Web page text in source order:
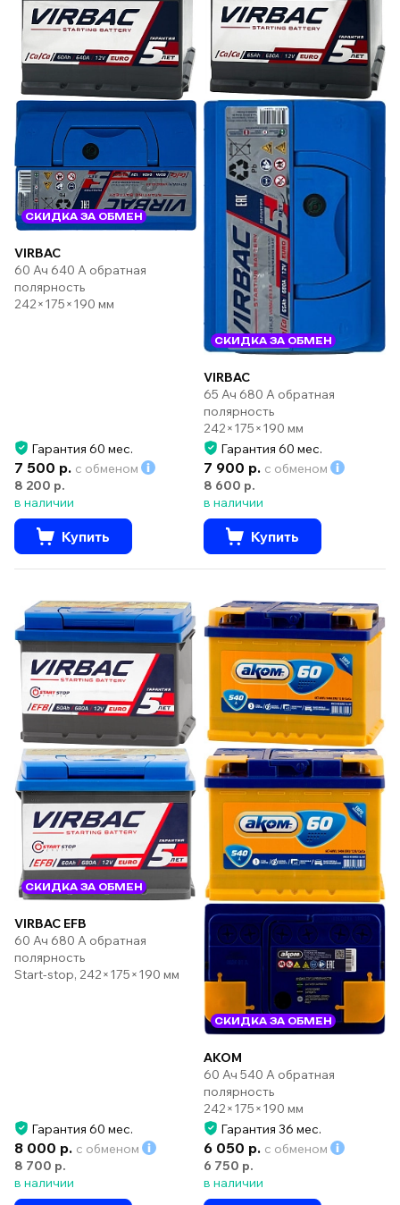
СКИДКА ЗА ОБМЕН
VIRBAC
60 Ач 640 А обратная
полярность
242×175×190 мм
Гарантия 60 мес.
7 500 р. с обменом
8 200 р.
в наличии
Купить
СКИДКА ЗА ОБМЕН
VIRBAC
65 Ач 680 А обратная
полярность
242×175×190 мм
Гарантия 60 мес.
7 900 р. с обменом
8 600 р.
в наличии
Купить
СКИДКА ЗА ОБМЕН
VIRBAC EFB
60 Ач 680 А обратная
полярность
Start-stop, 242×175×190 мм
Гарантия 60 мес.
8 000 р. с обменом
8 700 р.
в наличии
СКИДКА ЗА ОБМЕН
AKOM
60 Ач 540 А обратная
полярность
242×175×190 мм
Гарантия 36 мес.
6 050 р. с обменом
6 750 р.
в наличии